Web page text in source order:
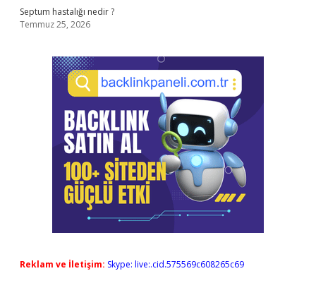
Septum hastalığı nedir ?
Temmuz 25, 2026
Reklam ve İletişim: Skype: live:.cid.575569c608265c69